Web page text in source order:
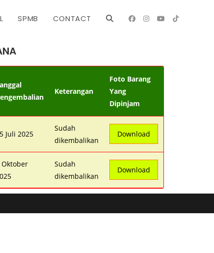
SPMB CONTACT
Keterangan
Foto Barang
Yang
Dipinjam
Juli 2025
Sudah
dikembalikan
Download
Oktober
Sudah
dikembalikan
Download